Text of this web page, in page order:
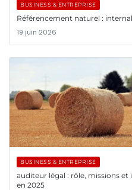
BUSINESS & ENTREPRISE
Référencement naturel :
19 juin 2026
BUSINESS & ENTREPRISE
auditeur légal : rôle, missions
en 2025